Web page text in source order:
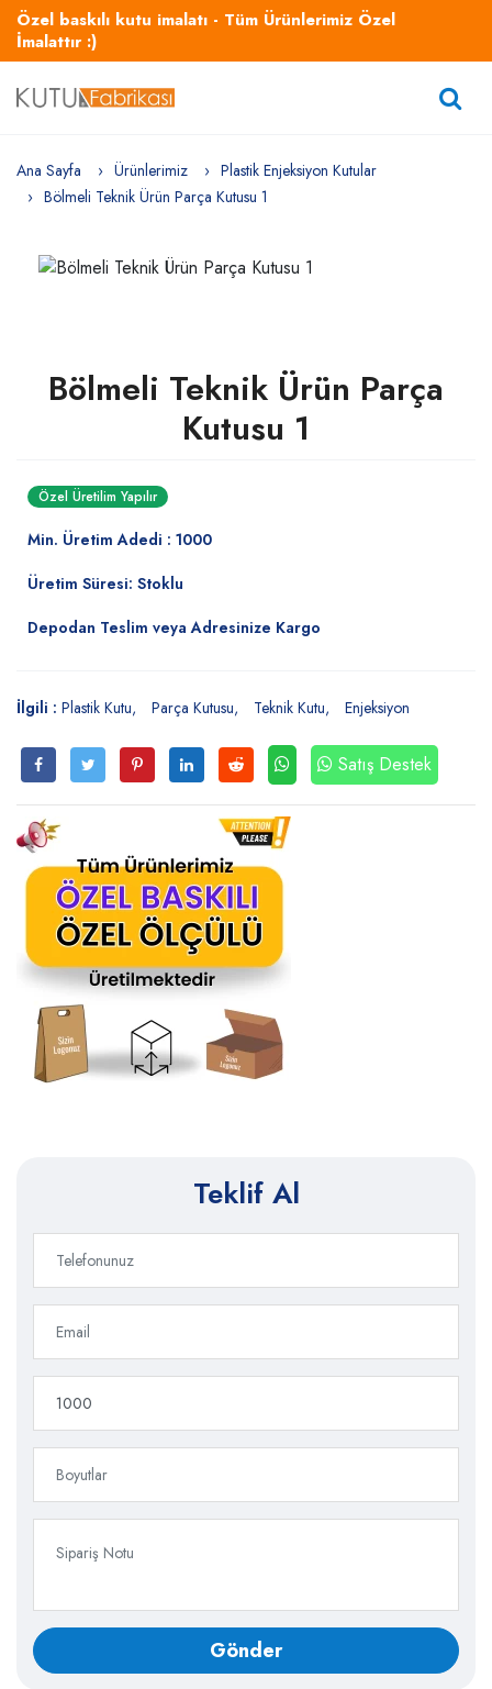
Özel baskılı kutu imalatı - Tüm Ürünlerimiz Özel
İmalattır :)
Ana Sayfa Ürünlerimiz
Plastik Enjeksiyon Kutular
Bölmeli Teknik Ürün Parça Kutusu 1
Bölmeli Teknik Ürün Parça
Kutusu 1
Özel Üretilim Yapılır
Min. Üretim Adedi : 1000
Üretim Süresi: Stoklu
Depodan Teslim veya Adresinize Kargo
İlgili : Plastik Kutu Parça Kutusu Teknik Kutu Enjeksiyon
Satış Destek
Teklif Al